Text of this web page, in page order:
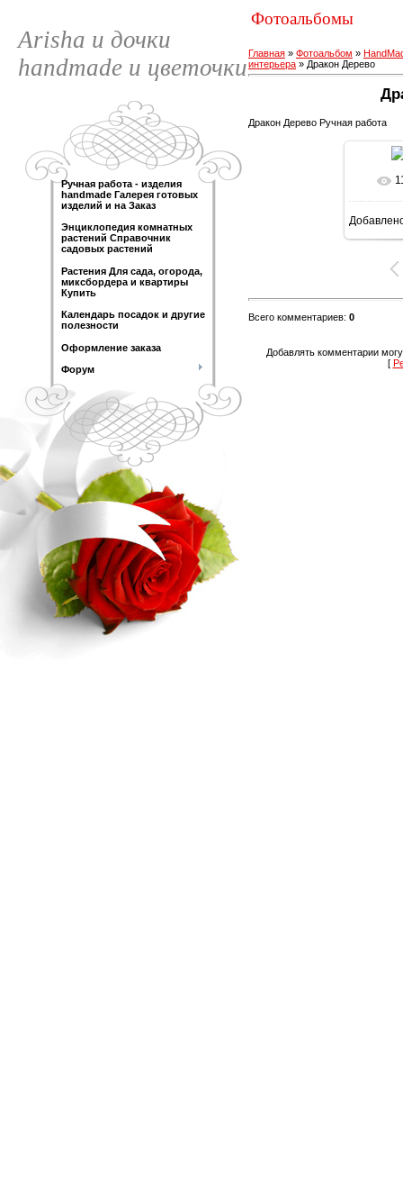
Arisha и дочки
handmade и цветочки
Ручная работа - изделия
handmade Галерея готовых
изделий и на Заказ
Энциклопедия комнатных
растений Справочник
садовых растений
Растения Для сада, огорода,
миксбордера и квартиры
Купить
Календарь посадок и другие
полезности
Оформление заказа
Форум
Фотоальбомы
Главная » Фотоальбом »
интерьера » Дракон Дерево
Дракон Дерево Ручная работа
Всего комментариев: 0
Добавлять комментарии
[